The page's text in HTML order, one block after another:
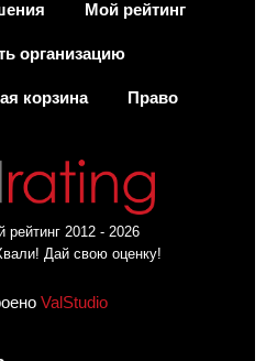
Мой рейтинг
организацию
корзина Право
2012 - 2026
Дай свою оценку!
ValStudio